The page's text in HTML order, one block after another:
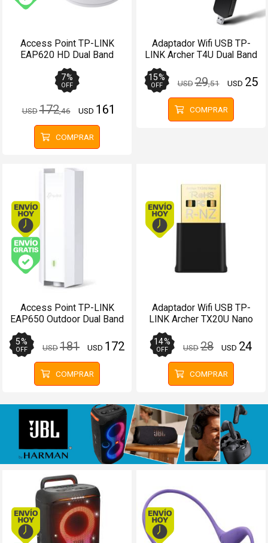
Envío gratis (Ver Envíos y Pagos)
Access Point TP-LINK
EAP620 HD Dual Band
AX1800 WiFi 6 Omada
Mesh
7%
OFF
USD172,46 USD 161
COMPRAR
Adaptador Wifi USB TP-
LINK Archer T4U Dual Band
15%
OFF USD29,51 USD 25
COMPRAR
Envío hoy. Comprando antes de 13Hs.
Access Point TP-LINK
EAP650 Outdoor Dual Band
AX3000 Omnidireccional
5%
OFF USD181 USD 172
COMPRAR
Envío hoy.
Adaptador Wifi USB TP-
LINK Archer TX20U Nano
Dual Band AX1800
14%
OFF USD28 USD 24
COMPRAR
Envío hoy. Comprando antes de 13Hs. Envío hoy.